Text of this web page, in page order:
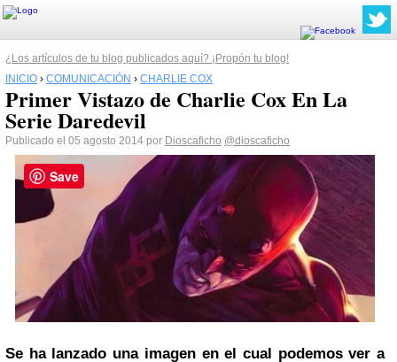
¿Los artículos de tu blog publicados aquí? ¡Propón tu blog!
INICIO › COMUNICACIÓN › CHARLIE COX
Primer Vistazo de Charlie Cox En La
Serie Daredevil
Publicado el 05 agosto 2014 por Dioscaficho @dioscaficho
Se ha lanzado una imagen en el cual podemos ver a
Save